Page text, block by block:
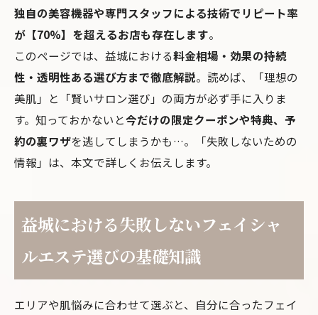
独自の美容機器や専門スタッフによる技術でリピート率
が【70%】を超えるお店も存在します。
このページでは、益城における料金相場・効果の持続
性・透明性ある選び方まで徹底解説。読めば、「理想の
美肌」と「賢いサロン選び」の両方が必ず手に入りま
す。知っておかないと今だけの限定クーポンや特典、予
約の裏ワザを逃してしまうかも…。「失敗しないための
情報」は、本文で詳しくお伝えします。
益城における失敗しないフェイシャ
ルエステ選びの基礎知識
エリアや肌悩みに合わせて選ぶと、自分に合ったフェイ